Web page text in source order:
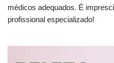
médicos adequados. É
profissional especializado!